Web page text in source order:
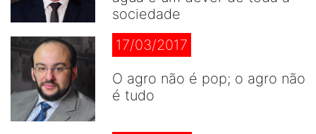
sociedade
17/03/2017
O agro não é pop; o agro não
é tudo